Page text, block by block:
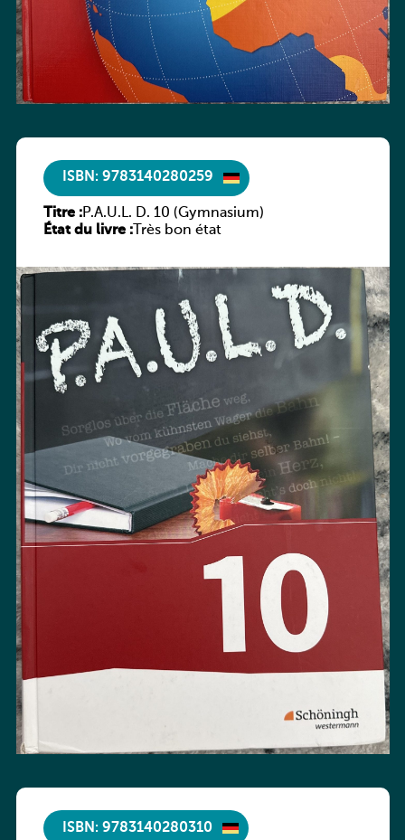
ISBN: 9783140280259
Titre :
P.A.U.L. D. 10 (Gymnasium)
État du livre :Très bon état
ISBN: 9783140280310